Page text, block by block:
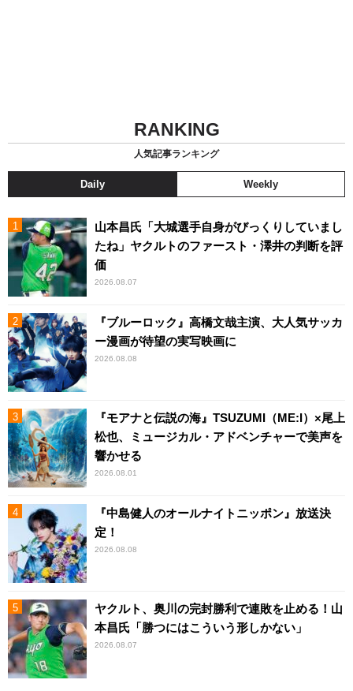
RANKING
人気記事ランキング
Daily Weekly
山本昌氏「大城選手自身がびっくりしていまし
たね」ヤクルトのファースト・澤井の判断を評
価
2026.08.07
『ブルーロック』高橋文哉主演、大人気サッカ
ー漫画が待望の実写映画に
2026.08.08
『モアナと伝説の海』TSUZUMI（ME:I）×尾上
松也、ミュージカル・アドベンチャーで美声を
響かせる
2026.08.01
『中島健人のオールナイトニッポン』放送決
定！
2026.08.08
ヤクルト、奥川の完封勝利で連敗を止める！山
本昌氏「勝つにはこういう形しかない」
2026.08.07